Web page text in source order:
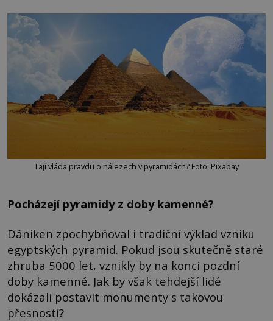
Tají vláda pravdu o nálezech v pyramidách? Foto: Pixabay
Pocházejí pyramidy z doby kamenné?
Däniken zpochybňoval i tradiční výklad vzniku
egyptských pyramid. Pokud jsou skutečně staré
zhruba 5000 let, vznikly by na konci pozdní
doby kamenné. Jak by však tehdejší lidé
dokázali postavit monumenty s takovou
přesností?